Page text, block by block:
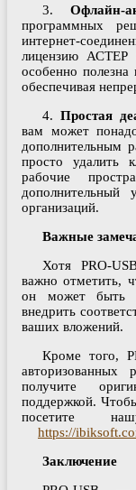
3.Офлайн-
программных
интернет-
лицензию АСТЕР
особенно
обеспечивая
4. Простая
вам может
дополнительным
просто удалить
рабочие
дополнительный
организаций.
Важные
Хотя PRO-
важно отметить,
он может быть
внедрить
ваших вложений.
Кроме того,
авторизованных
получите
поддержкой.
посетите
https://
Заключение